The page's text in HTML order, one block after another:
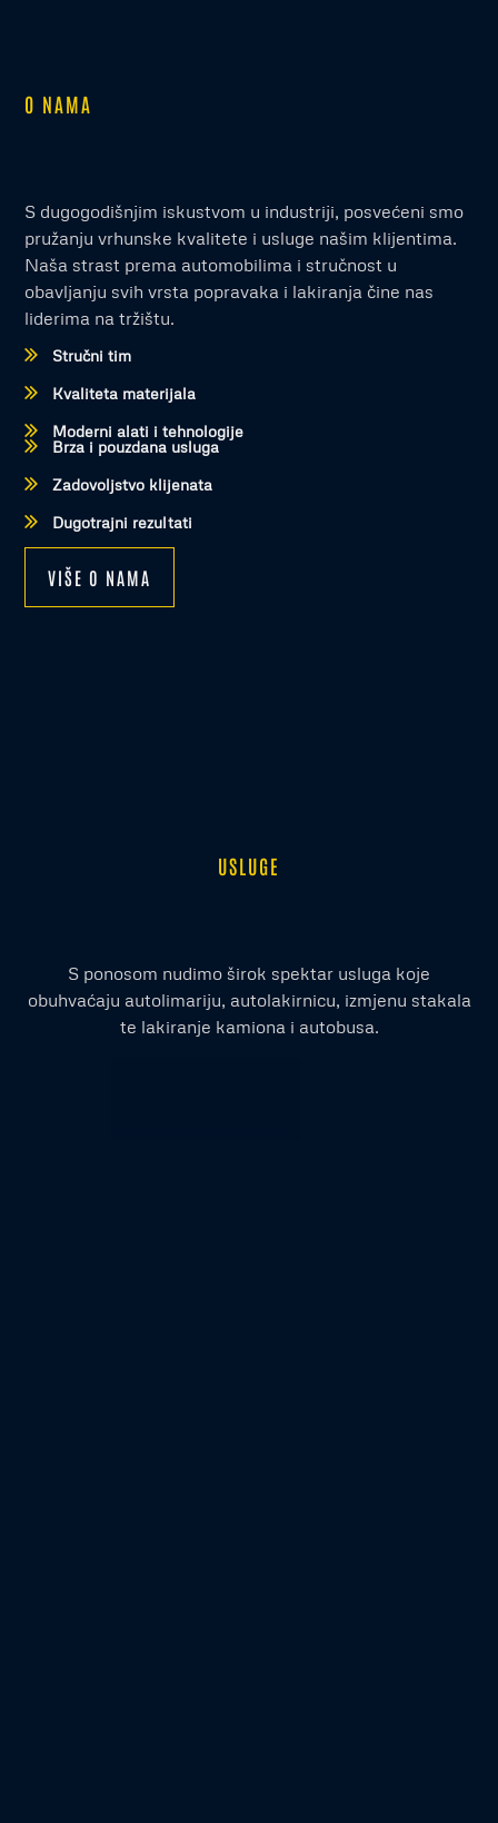
O NAMA
S dugogodišnjim iskustvom u industriji, posvećeni smo
pružanju vrhunske kvalitete i usluge našim klijentima.
Naša strast prema automobilima i stručnost u
obavljanju svih vrsta popravaka i lakiranja čine nas
liderima na tržištu.
Stručni tim
Kvaliteta materijala
Moderni alati i tehnologije
Brza i pouzdana usluga
Zadovoljstvo klijenata
Dugotrajni rezultati
VIŠE O NAMA
USLUGE
S ponosom nudimo širok spektar usluga koje
obuhvaćaju autolimariju, autolakirnicu, izmjenu stakala
te lakiranje kamiona i autobusa.